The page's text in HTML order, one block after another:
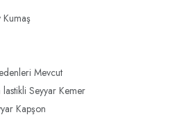
Kumaş
Mevcut
Seyyar Kemer
Kapşon